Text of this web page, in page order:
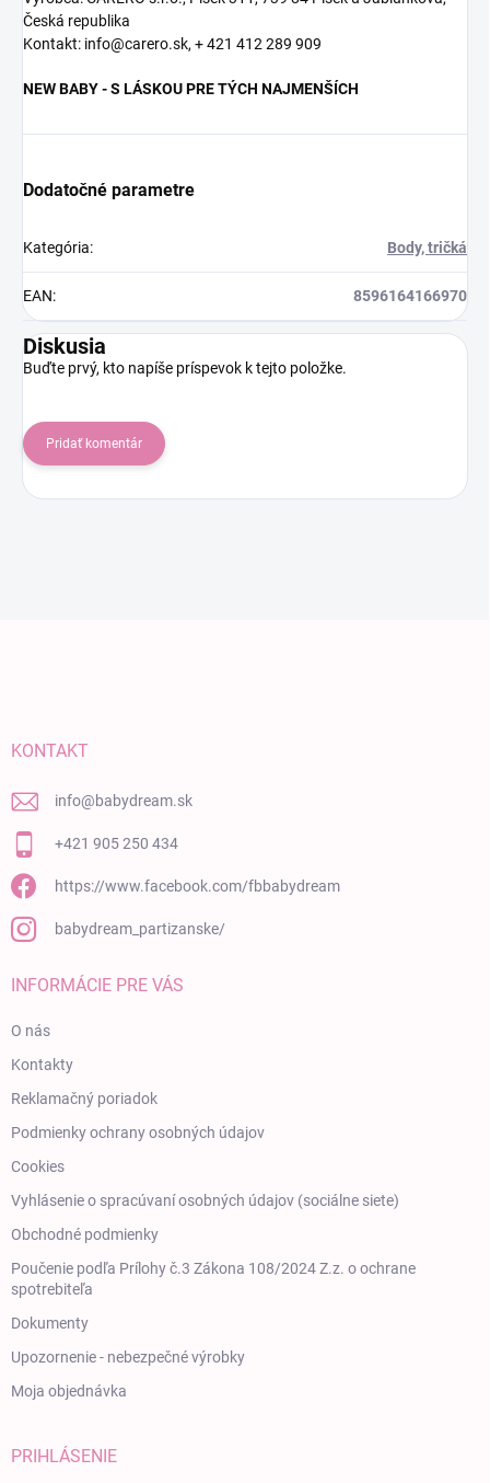
Česká republika
Kontakt: info@carero.sk, + 421 412 289 909
NEW BABY - S LÁSKOU PRE TÝCH NAJMENŠÍCH
Dodatočné parametre
Kategória: Body, tričká
EAN: 8596164166970
Diskusia
Buďte prvý, kto napíše príspevok k tejto položke.
Pridať komentár
KONTAKT
info@babydream.sk
+421 905 250 434
https://www.facebook.com/fbbabydream
babydream_partizanske/
INFORMÁCIE PRE VÁS
O nás
Kontakty
Reklamačný poriadok
Podmienky ochrany osobných údajov
Cookies
Vyhlásenie o spracúvaní osobných údajov (sociálne siete)
Obchodné podmienky
Poučenie podľa Prílohy č.3 Zákona 108/2024 Z.z. o ochrane
spotrebiteľa
Dokumenty
Upozornenie - nebezpečné výrobky
Moja objednávka
PRIHLÁSENIE